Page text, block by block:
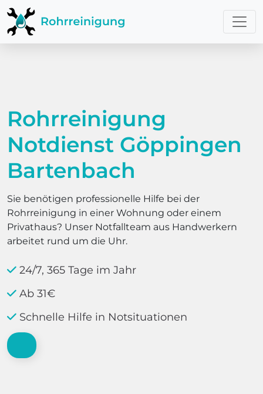
Rohrreinigung
Notdienst Göppingen
Bartenbach
Sie benötigen professionelle Hilfe bei der
Rohrreinigung in einer Wohnung oder einem
Privathaus? Unser Notfallteam aus Handwerkern
arbeitet rund um die Uhr.
24/7, 365 Tage im Jahr
Ab 31€
Schnelle Hilfe in Notsituationen